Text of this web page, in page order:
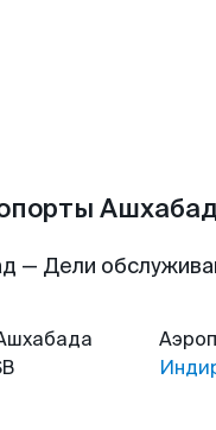
— Дели